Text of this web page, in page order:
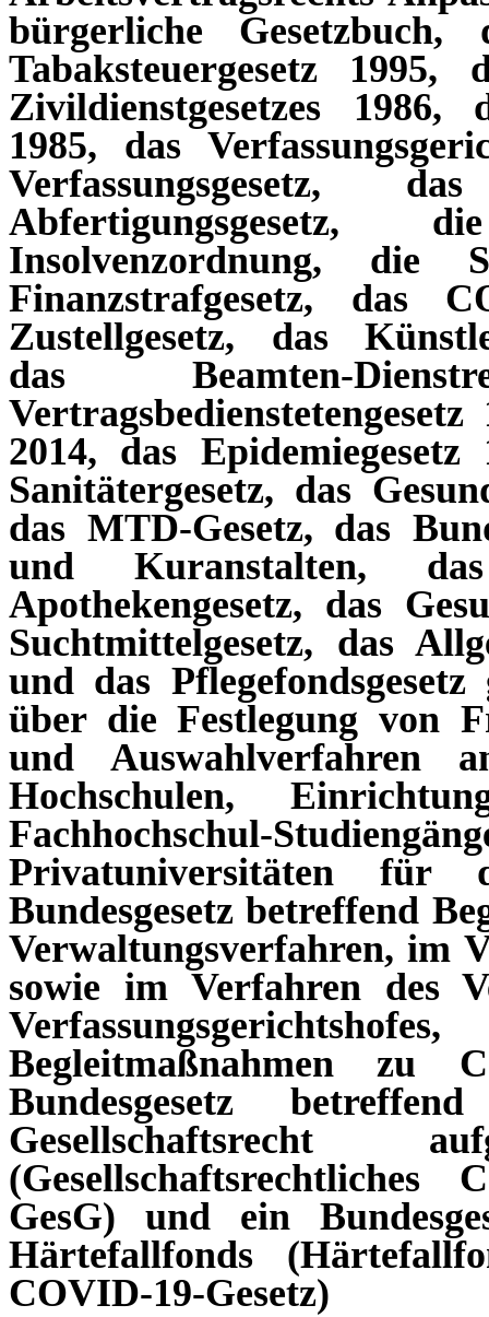
bürgerliche Gesetzbuch,
Tabaksteuergesetz 1995,
Zivildienstgesetzes 1986,
1985, das
Verfassungsgesetz,
Abfertigungsgesetz,
Insolvenzordnung, die
Finanzstrafgesetz, das
Zustellgesetz, das
das Beamten-
2014, das
Sanitätergesetz, das
das MTD-Gesetz, das
und Kuranstalten, das
Apothekengesetz, das
Suchtmittelgesetz, das
und das
über die Festlegung von
und Auswahlverfahren
Hochschulen,
Fachhochschul-
Privatuniversitäten für
Bundesgesetz betreffend
Verwaltungsverfahren, im
sowie im Verfahren des
Begleitmaßnahmen
Bundesgesetz
Gesellschaftsrecht
(Gesellschaftsrechtliches
GesG) und ein
Härtefallfonds
COVID-19-Gesetz)